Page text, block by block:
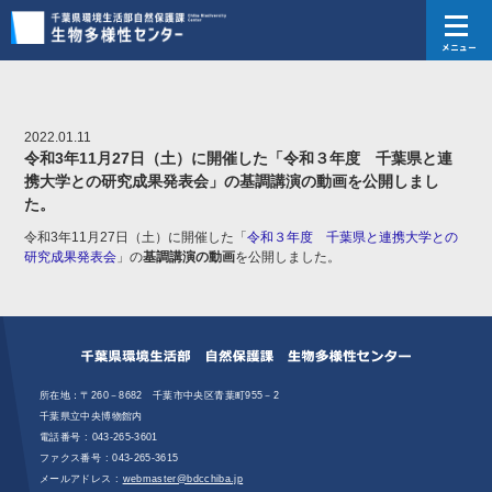
メニュー
2022.01.11
令和3年11月27日（土）に開催した「令和３年度 千葉県と連
携大学との研究成果発表会」の基調講演の動画を公開しまし
た。
令和3年11月27日（土）に開催した「令和３年度 千葉県と連携大学との
研究成果発表会 」の基調講演の動画を公開しました。
所在地：〒260－8682 千葉市中央区青葉町955－2
千葉県立中央博物館内
電話番号 : 043-265-3601
ファクス番号 : 043‐265‐3615
メールアドレス : webmaster@bdcchiba.jp